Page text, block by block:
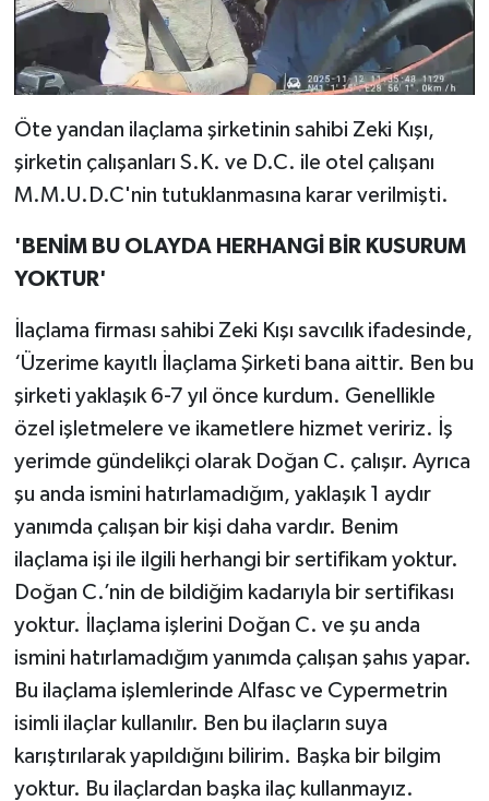
Öte yandan ilaçlama şirketinin sahibi Zeki Kışı,
şirketin çalışanları S.K. ve D.C. ile otel çalışanı
M.M.U.D.C'nin tutuklanmasına karar verilmişti.
'BENİM BU OLAYDA HERHANGİ BİR KUSURUM
YOKTUR'
İlaçlama firması sahibi Zeki Kışı savcılık ifadesinde,
‘Üzerime kayıtlı İlaçlama Şirketi bana aittir. Ben bu
şirketi yaklaşık 6-7 yıl önce kurdum. Genellikle
özel işletmelere ve ikametlere hizmet veririz. İş
yerimde gündelikçi olarak Doğan C. çalışır. Ayrıca
şu anda ismini hatırlamadığım, yaklaşık 1 aydır
yanımda çalışan bir kişi daha vardır. Benim
ilaçlama işi ile ilgili herhangi bir sertifikam yoktur.
Doğan C.’nin de bildiğim kadarıyla bir sertifikası
yoktur. İlaçlama işlerini Doğan C. ve şu anda
ismini hatırlamadığım yanımda çalışan şahıs yapar.
Bu ilaçlama işlemlerinde Alfasc ve Cypermetrin
isimli ilaçlar kullanılır. Ben bu ilaçların suya
karıştırılarak yapıldığını bilirim. Başka bir bilgim
yoktur. Bu ilaçlardan başka ilaç kullanmayız.